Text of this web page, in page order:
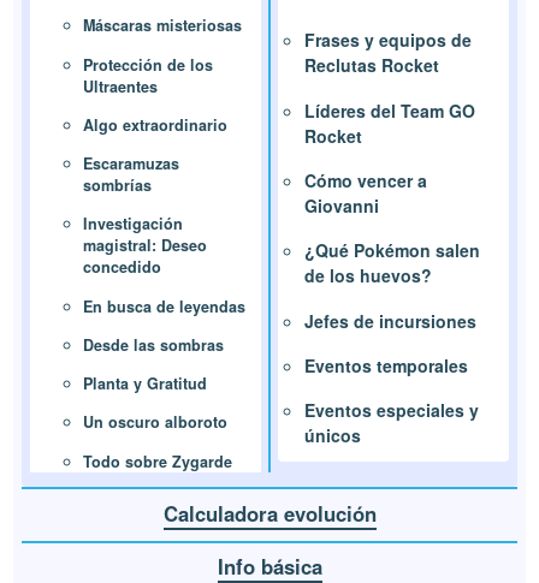
Máscaras misteriosas
Protección de los
Ultraentes
Algo extraordinario
Escaramuzas
sombrías
Investigación
magistral: Deseo
concedido
En busca de leyendas
Desde las sombras
Planta y Gratitud
Un oscuro alboroto
Todo sobre Zygarde
Frases y equipos de
Reclutas Rocket
Líderes del Team GO
Rocket
Cómo vencer a
Giovanni
¿Qué Pokémon salen
de los huevos?
Jefes de incursiones
Eventos temporales
Eventos especiales y
únicos
Calculadora evolución
Info básica